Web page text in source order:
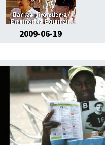
2009-06-19